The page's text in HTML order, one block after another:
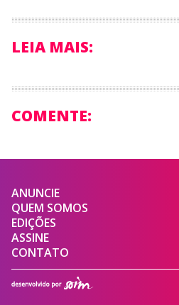
LEIA MAIS:
COMENTE:
ANUNCIE
QUEM SOMOS
EDIÇÕES
ASSINE
CONTATO